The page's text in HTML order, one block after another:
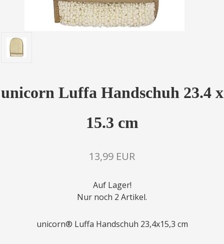
unicorn Luffa Handschuh 23.4 x
15.3 cm
13,99 EUR
Auf Lager!
Nur noch 2 Artikel.
unicorn® Luffa Handschuh 23,4x15,3 cm